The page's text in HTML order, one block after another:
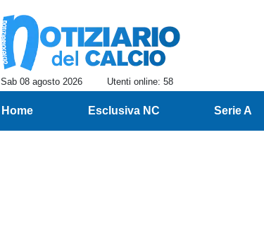
Sab 08 agosto 2026 Utenti online: 58
Home Esclusiva NC Serie A